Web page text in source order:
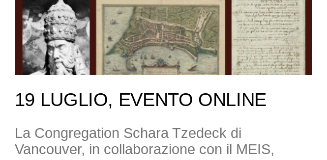
19 LUGLIO, EVENTO ONLINE
La Congregation Schara Tzedeck di
Vancouver, in collaborazione con il MEIS,